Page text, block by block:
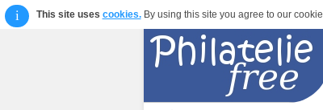
i This site uses cookies.By using this site you agree to our